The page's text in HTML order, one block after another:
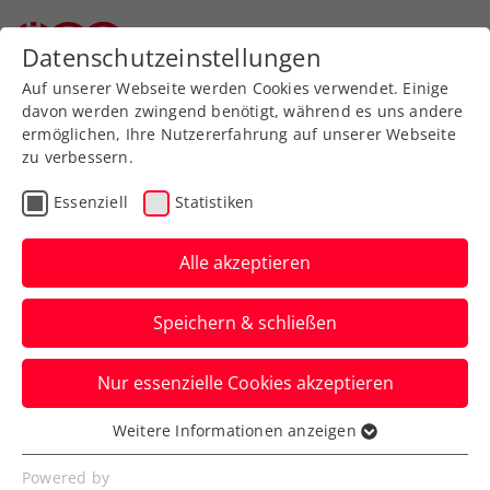
Zurück zur Newsübersicht
ATP
ATP Gstaad: Starker
Miedler kämpft um
Jubiläumserfolg
Das ÖTV-Ass nimmt mit Francisco Cabral
seinen 50. internationalen
Herrendoppeltitel ins Visier.
Verfasst von: Manuel Wachta, 19.07.2025
Datenschutzeinstellungen
Auf unserer Webseite werden Cookies verwendet. Einige
davon werden zwingend benötigt, während es uns andere
ermöglichen, Ihre Nutzererfahrung auf unserer Webseite
zu verbessern.
Essenziell Statistiken
Alle akzeptieren
Speichern & schließen
Nur essenzielle Cookies akzeptieren
Essenziell
Essenzielle Cookies werden für grundlegende
Weitere Informationen anzeigen
Powered by